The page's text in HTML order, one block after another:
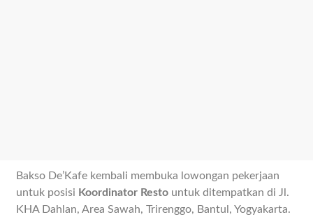
Bakso De’Kafe kembali membuka lowongan pekerjaan
untuk posisi Koordinator Resto untuk ditempatkan di Jl.
KHA Dahlan, Area Sawah, Trirenggo, Bantul, Yogyakarta.